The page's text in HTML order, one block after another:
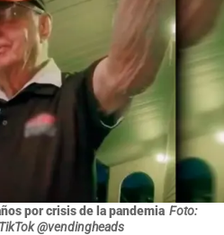
por crisis de la pandemia Foto:
@vendingheads